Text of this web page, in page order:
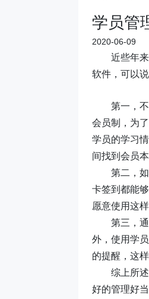
学员管
2020-06-09
近些年
软件，可以
第一，
会员制，为
学员的学习
间找到会员本
第二，
卡签到都能
愿意使用这样
第三，
外，使用学
的提醒，这
综上所
好的管理好